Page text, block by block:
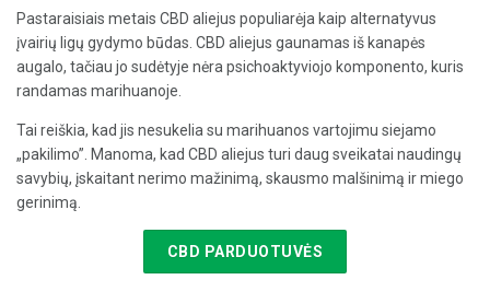
Pastaraisiais metais CBD aliejus populiarėja kaip alternatyvus
įvairių ligų gydymo būdas. CBD aliejus gaunamas iš kanapės
augalo, tačiau jo sudėtyje nėra psichoaktyviojo komponento, kuris
randamas marihuanoje.
Tai reiškia, kad jis nesukelia su marihuanos vartojimu siejamo
„pakilimo”. Manoma, kad CBD aliejus turi daug sveikatai naudingų
savybių, įskaitant nerimo mažinimą, skausmo malšinimą ir miego
gerinimą.
CBD PARDUOTUVĖS